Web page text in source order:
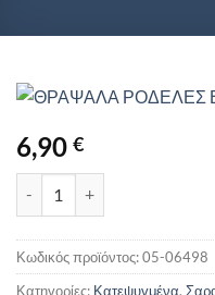
6,90 €
Κωδικός προϊόντος:05-06498
Κατηγορίες: Κατεψυγμένα,